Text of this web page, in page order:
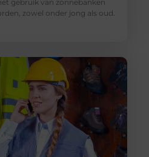
gebruik van zonnebanken
zowel onder jong als oud.